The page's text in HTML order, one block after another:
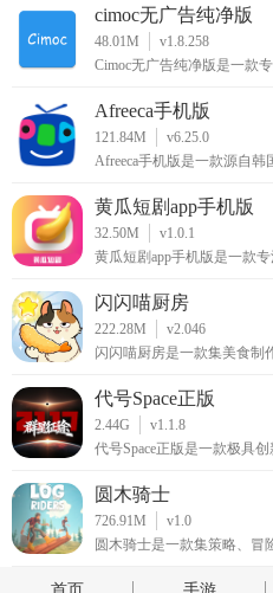
cimoc无广告纯净版
48.01M
v1.8.258
Cimoc无广告纯净版是一款
Afreeca手机版
121.84M
v6.25.0
Afreeca手机版是一款源自韩
黄瓜短剧app手机版
32.50M
v1.0.1
黄瓜短剧app手机版是一款
闪闪喵厨房
222.28M
v2.046
闪闪喵厨房是一款集美食制
代号Space正版
2.44G
v1.1.8
代号Space正版是一款极具
圆木骑士
726.91M
v1.0
圆木骑士是一款集策略、冒